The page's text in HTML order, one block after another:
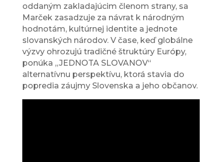
oddaným zakladajúcim členom strany, sa
Marček zasadzuje za návrat k národným
hodnotám, kultúrnej identite a jednote
slovanských národov. V čase, keď globálne
výzvy ohrozujú tradičné štruktúry Európy,
ponúka „JEDNOTA SLOVANOV“
alternatívnu perspektívu, ktorá stavia do
popredia záujmy Slovenska a jeho občanov.